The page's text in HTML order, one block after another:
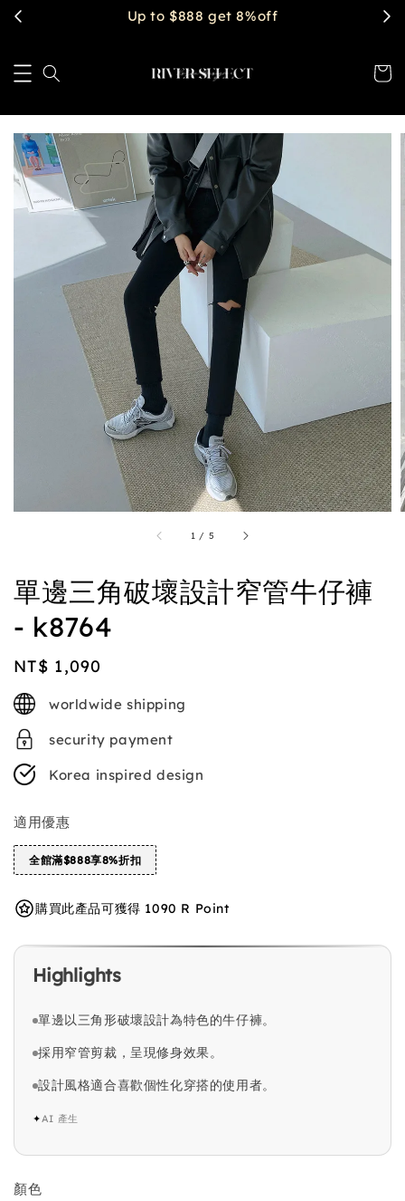
Up to $888 get 8%off
1 / 5
單邊三角破壞設計窄管牛仔褲
- k8764
Regular
price
NT$ 1,090
worldwide shipping
security payment
Korea inspired design
適用優惠
全館滿$888享8%折扣
購買此產品可獲得 1090 R Point
Highlights
單邊以三角形破壞設計為特色的牛仔褲。
採用窄管剪裁，呈現修身效果。
設計風格適合喜歡個性化穿搭的使用者。
✦AI 產生
顏色